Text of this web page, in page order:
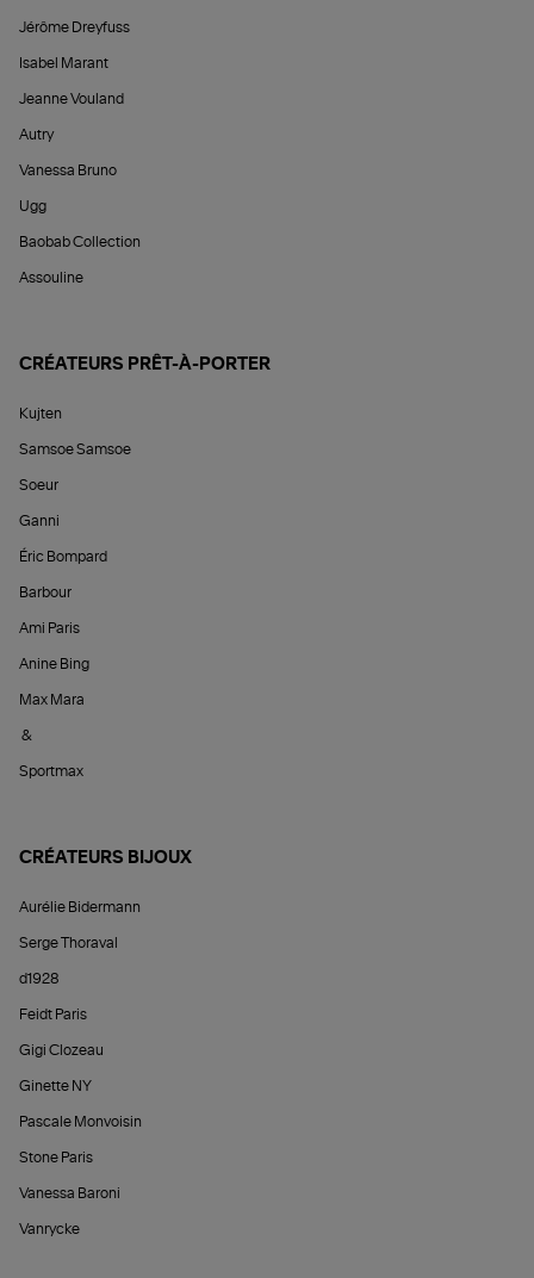
Jérôme Dreyfuss
Isabel Marant
Jeanne Vouland
Autry
Vanessa Bruno
Ugg
Baobab Collection
Assouline
CRÉATEURS PRÊT-À-PORTER
Kujten
Samsoe Samsoe
Soeur
Ganni
Éric Bompard
Barbour
Ami Paris
Anine Bing
Max Mara
&
Sportmax
CRÉATEURS BIJOUX
Aurélie Bidermann
Serge Thoraval
d1928
Feidt Paris
Gigi Clozeau
Ginette NY
Pascale Monvoisin
Stone Paris
Vanessa Baroni
Vanrycke